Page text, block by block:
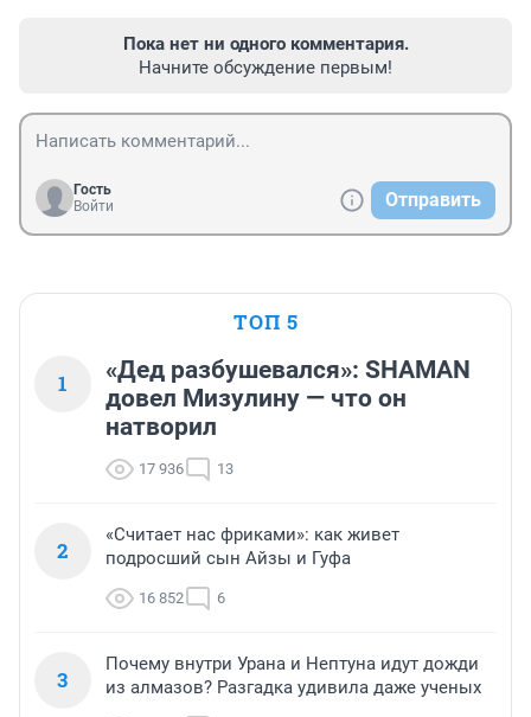
Пока нет ни одного комментария.
Начните обсуждение первым!
Гость
Войти
Отправить
ТОП 5
1
«Дед разбушевался»: SHAMAN
довел Мизулину — что он
натворил
17 936 13
2
«Считает нас фриками»: как живет
подросший сын Айзы и Гуфа
16 852 6
3
Почему внутри Урана и Нептуна идут дожди
из алмазов? Разгадка удивила даже ученых